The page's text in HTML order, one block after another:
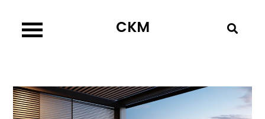
content
CKM